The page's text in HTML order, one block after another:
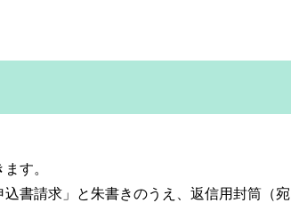
す。
書請求」と朱書きのうえ、返信用封筒（宛